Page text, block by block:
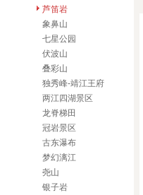
芦笛岩
象鼻山
七星公园
伏波山
叠彩山
独秀峰-靖江王府
两江四湖景区
龙脊梯田
冠岩景区
古东瀑布
梦幻漓江
尧山
银子岩